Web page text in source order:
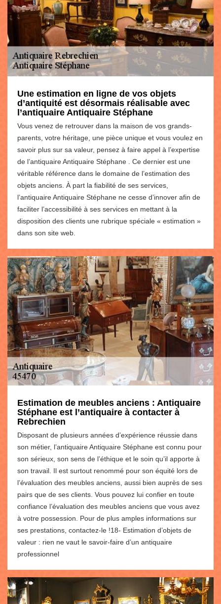
Une estimation en ligne de vos objets
d’antiquité est désormais réalisable avec
l’antiquaire Antiquaire Stéphane
Vous venez de retrouver dans la maison de vos grands-
parents, votre héritage, une pièce unique et vous voulez en
savoir plus sur sa valeur, pensez à faire appel à l’expertise
de l’antiquaire Antiquaire Stéphane . Ce dernier est une
véritable référence dans le domaine de l’estimation des
objets anciens. À part la fiabilité de ses services,
l’antiquaire Antiquaire Stéphane ne cesse d’innover afin de
faciliter l’accessibilité à ses services en mettant à la
disposition des clients une rubrique spéciale « estimation »
dans son site web.
Estimation de meubles anciens : Antiquaire
Stéphane est l’antiquaire à contacter à
Rebrechien
Disposant de plusieurs années d’expérience réussie dans
son métier, l’antiquaire Antiquaire Stéphane est connu pour
son sérieux, son sens de l’éthique et le soin qu’il apporte à
son travail. Il est surtout renommé pour son équité lors de
l’évaluation des meubles anciens, aussi bien auprès de ses
pairs que de ses clients. Vous pouvez lui confier en toute
confiance l’évaluation des meubles anciens que vous avez
à votre possession. Pour de plus amples informations sur
ses prestations, contactez-le !18- Estimation d’objets de
valeur : rien ne vaut le savoir-faire d’un antiquaire
professionnel